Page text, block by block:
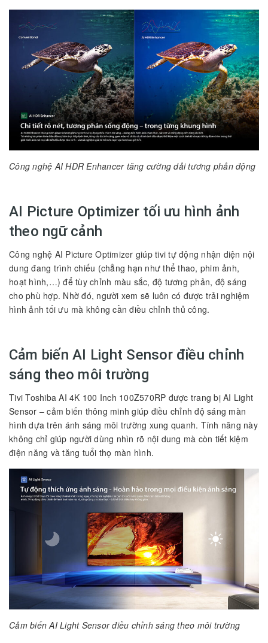
Công nghệ AI HDR Enhancer tăng cường dải tương phản động
AI Picture Optimizer tối ưu hình ảnh
theo ngữ cảnh
Công nghệ AI Picture Optimizer giúp tivi tự động nhận diện nội
dung đang trình chiếu (chẳng hạn như thể thao, phim ảnh,
hoạt hình,…) để tùy chỉnh màu sắc, độ tương phản, độ sáng
cho phù hợp. Nhờ đó, người xem sẽ luôn có được trải nghiệm
hình ảnh tối ưu mà không cần điều chỉnh thủ công.
Cảm biến AI Light Sensor điều chỉnh
sáng theo môi trường
Tivi Toshiba AI 4K 100 Inch 100Z570RP được trang bị AI Light
Sensor – cảm biến thông minh giúp điều chỉnh độ sáng màn
hình dựa trên ánh sáng môi trường xung quanh. Tính năng này
không chỉ giúp người dùng nhìn rõ nội dung mà còn tiết kiệm
điện năng và tăng tuổi thọ màn hình.
Cảm biến AI Light Sensor điều chỉnh sáng theo môi trường